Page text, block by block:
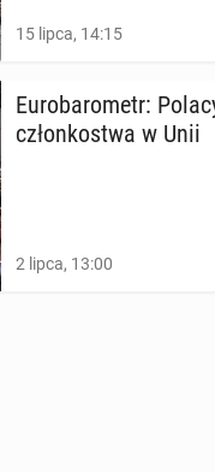
15 lipca, 14:15
Eu­ro­ba­ro­metr:
człon­ko­stwa w Unii
2 lipca, 13:00